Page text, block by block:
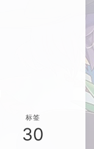
标签
30